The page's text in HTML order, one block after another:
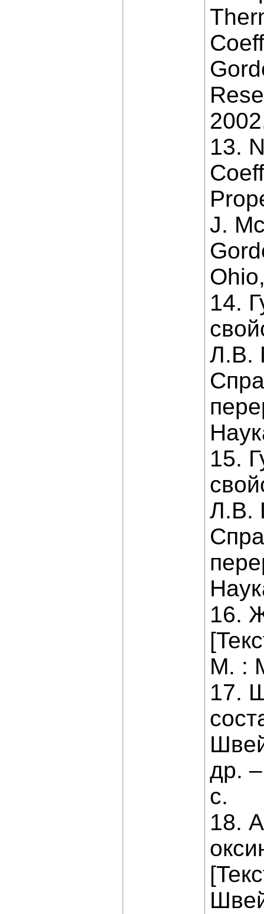
13.
J.
14.
Л.В.
15.
Л.В.
16.
М. :
17.
др.
с.
18.